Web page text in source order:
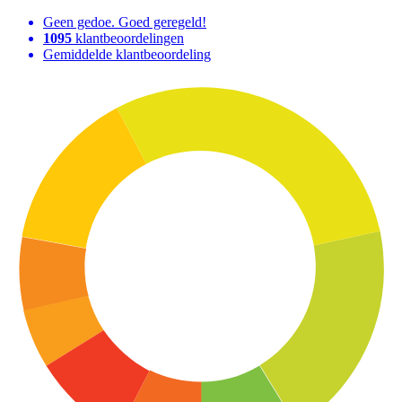
Geen gedoe. Goed geregeld!
1095 klantbeoordelingen
Gemiddelde klantbeoordeling